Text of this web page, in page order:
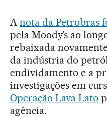
Anota da Petrobras
pela Moody’s ao
rebaixada
da indústria do
endividamento e a
investigações em
Operação Lava Lato
agência.